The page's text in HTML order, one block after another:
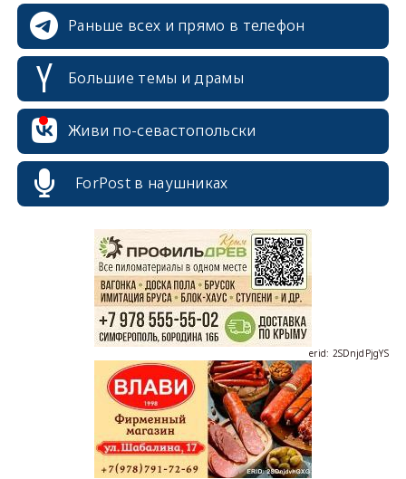
Раньше всех и прямо в телефон
Большие темы и драмы
Живи по-севастопольски
ForPost в наушниках
erid: 2SDnjdvhGXG